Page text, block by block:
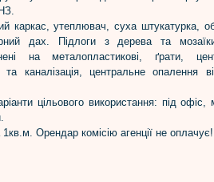
каркас, утеплювач, суха штукатурка,
дах. Підлоги з дерева та
на металопластикові, ґрати,
та каналізація, центральне опалення
цільового використання: під офіс,
Орендар комісію агенції не оплачує!